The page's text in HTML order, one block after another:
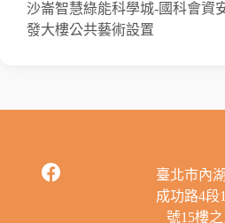
沙崙智慧綠能科學城-國科會資
發大樓公共藝術設置
臺北市內
成功路4段
號15樓之